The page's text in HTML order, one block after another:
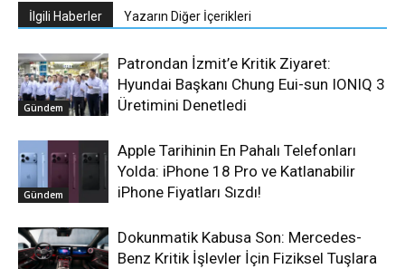
İlgili Haberler Yazarın Diğer İçerikleri
Gündem
Patrondan İzmit’e Kritik Ziyaret:
Hyundai Başkanı Chung Eui-sun IONIQ 3
Üretimini Denetledi
Gündem
Apple Tarihinin En Pahalı Telefonları
Yolda: iPhone 18 Pro ve Katlanabilir
iPhone Fiyatları Sızdı!
Dokunmatik Kabusa Son: Mercedes-
Benz Kritik İşlevler İçin Fiziksel Tuşlara